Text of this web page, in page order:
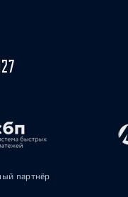
партнёр